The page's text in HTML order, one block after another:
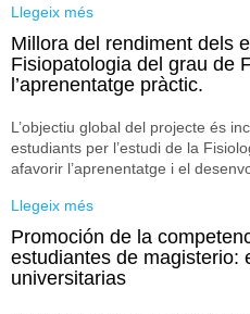
Llegeix més
Millora del rendiment dels
Fisiopatologia del grau de
l’aprenentatge pràctic.
L’objectiu global del projecte és
estudiants per l’estudi de la
afavorir l’aprenentatge i el
Llegeix més
i Fisiopatologia del
l’aprenentatge pràctic.
Promoción de la
estudiantes de magisterio:
universitarias